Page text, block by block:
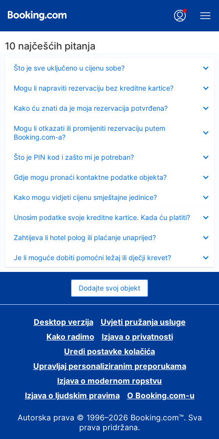
10 najčešćih pitanja
Što je sve uključeno u cijenu sobe?
Sažeto
Mogu li napraviti rezervaciju bez kreditne kartice?
Kako ću znati da je moja rezervacija potvrđena?
Mogu li otkazati ili promijeniti rezervaciju putem
Booking.com-a?
Što je PIN kod i zašto mi je potreban?
Sažeto
Gdje mogu pronaći kontaktne podatke objekta?
Kako mogu vidjeti cijenu smještajne jedinice?
Unosim podatke svoje kreditne kartice. Kada ću platiti?
Zahtijeva li hotel polog ili plaćanje unaprijed?
Je li moguće dobiti pomoćni ležaj ili dječji krevet?
Dodajte svoj objekt
Desktop verzija
Uvjeti pružanja usluge
Kako radimo
Izjava o privatnosti
Uredi postavke kolačića
Upravljaj personaliziranim preporukama
Izjava o modernom ropstvu
Izjava o ljudskim pravima
O Booking.com-u
Autorska prava © 1996–2026 Booking.com™. Sva
prava pridržana.